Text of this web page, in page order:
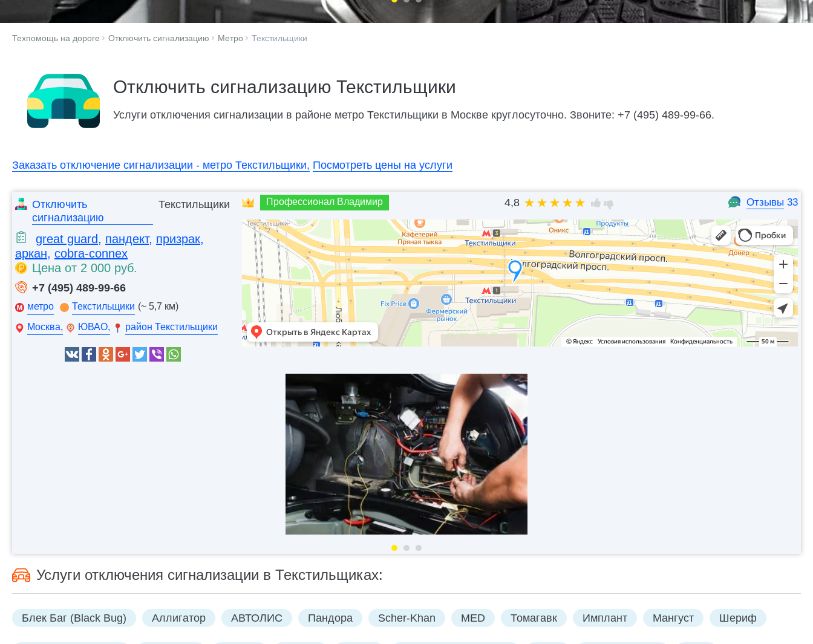
Техпомощь на дороге Отключить сигнализацию Метро Текстильщики
Отключить сигнализацию Текстильщики
Услуги отключения сигнализации в районе метро Текстильщики в Москве круглосуточно. Звоните: +7 (495) 489-99-66.
Заказать отключение сигнализации - метро Текстильщики, Посмотреть цены на услуги
Отключить
сигнализацию
Текстильщики
great guard, пандект, призрак,
аркан, cobra-connex
Цена от 2 000 руб.
+7 (495) 489-99-66
метро Текстильщики (~ 5,7 км)
Москва,
ЮВАО, район Текстильщики
Профессионал Владимир 4,8 Отзывы 33
Услуги отключения сигнализации в Текстильщиках:
Блек Баг (Black Bug) Аллигатор АВТОЛИС Пандора Scher-Khan MED Томагавк Имплант Мангуст Шериф